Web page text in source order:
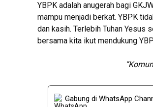
YBPK adalah anugerah bagi
mampu menjadi berkat. YBPK
dan kasih. Terlebih Tuhan Yesus
bersama kita ikut mendukung
Gabung di WhatsApp